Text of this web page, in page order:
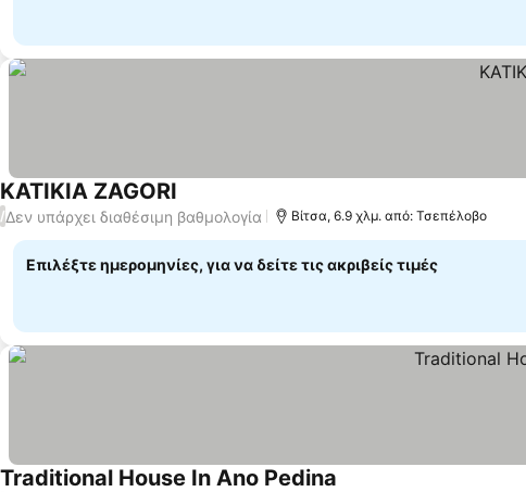
KATIKIA ZAGORI
/Δεν υπάρχει διαθέσιμη βαθμολογία Βίτσα, 6.9 χλμ. από: Τσεπέλοβο
Επιλέξτε ημερομηνίες, για να δείτε τις ακριβείς τιμές
Traditional House In Ano Pedina